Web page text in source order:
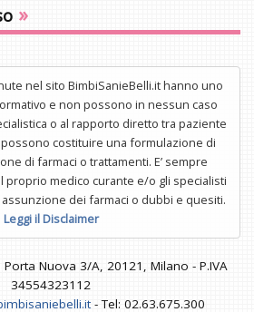
»
nel sito BimbiSanieBelli.it hanno uno
e non possono in nessun caso
o al rapporto diretto tra paziente
costituire una formulazione di
di farmaci o trattamenti. E’ sempre
medico curante e/o gli specialisti
dei farmaci o dubbi e quesiti.
Leggi il Disclaimer
Porta Nuova 3/A, 20121, Milano - P.IVA
34554323112
- Tel: 02.63.675.300